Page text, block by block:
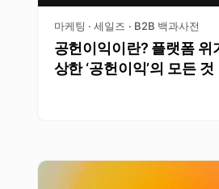
마케팅 · 세일즈 · B2B 백과사전
공헌이익이란? 플랫폼 위
상한 ‘공헌이익’의 모든 것